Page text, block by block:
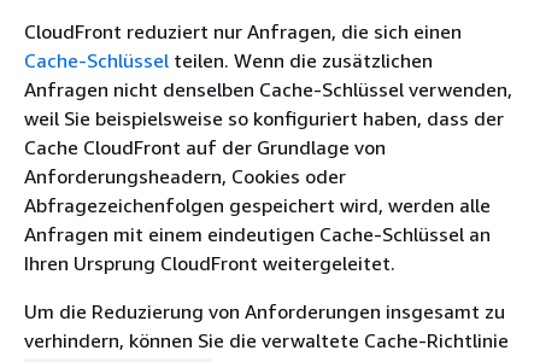
CloudFront reduziert nur Anfragen, die sich einen
Cache-Schlüssel teilen. Wenn die zusätzlichen
Anfragen nicht denselben Cache-Schlüssel verwenden,
weil Sie beispielsweise so konfiguriert haben, dass der
Cache CloudFront auf der Grundlage von
Anforderungsheadern, Cookies oder
Abfragezeichenfolgen gespeichert wird, werden alle
Anfragen mit einem eindeutigen Cache-Schlüssel an
Ihren Ursprung CloudFront weitergeleitet.
Um die Reduzierung von Anforderungen insgesamt zu
verhindern, können Sie die verwaltete Cache-Richtlinie